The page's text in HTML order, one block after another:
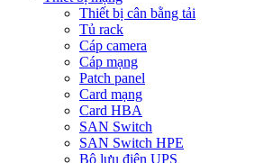
Thiết bị cân bằng tải
Tủ rack
Cáp camera
Cáp mạng
Patch panel
Card mạng
Card HBA
SAN Switch
SAN Switch HPE
Bộ lưu điện UPS